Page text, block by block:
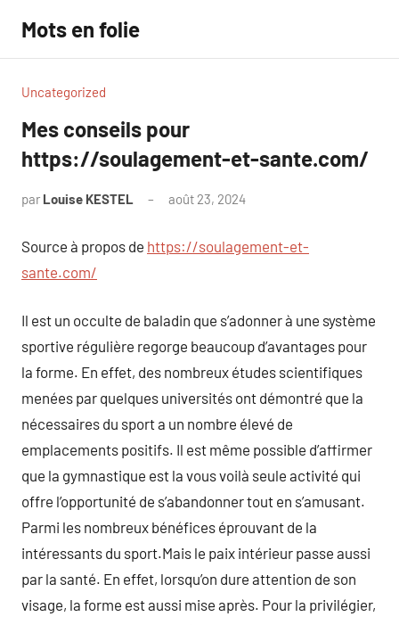
contenu
Mots en folie
Uncategorized
Mes conseils pour
https://soulagement-et-sante.com/
par Louise KESTEL août 23, 2024
Source à propos de https://soulagement-et-
sante.com/
Il est un occulte de baladin que s’adonner à une système
sportive régulière regorge beaucoup d’avantages pour
la forme. En effet, des nombreux études scientifiques
menées par quelques universités ont démontré que la
nécessaires du sport a un nombre élevé de
emplacements positifs. Il est même possible d’affirmer
que la gymnastique est la vous voilà seule activité qui
offre l’opportunité de s’abandonner tout en s’amusant.
Parmi les nombreux bénéfices éprouvant de la
intéressants du sport.Mais le paix intérieur passe aussi
par la santé. En effet, lorsqu’on dure attention de son
visage, la forme est aussi mise après. Pour la privilégier,